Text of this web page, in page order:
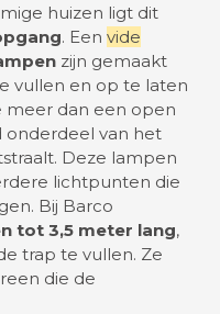
huizen ligt dit
. Een vide
zijn gemaakt
vullen en op te laten
meer dan een open
onderdeel van het
Deze lampen
lichtpunten die
Bij Barco
tot 3,5 meter lang,
trap te vullen. Ze
die de